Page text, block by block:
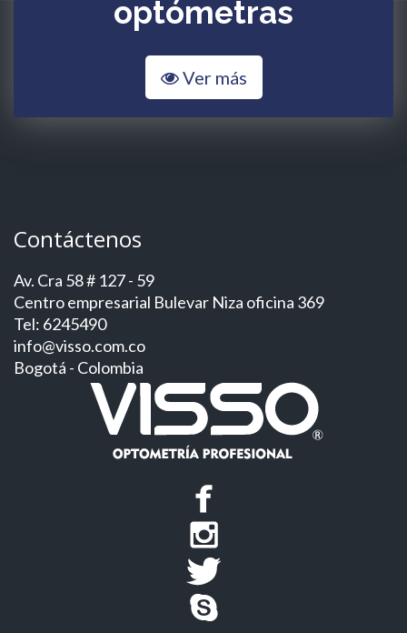
optómetras
Ver más
Contáctenos
Av. Cra 58 # 127 - 59
Centro empresarial Bulevar Niza oficina 369
Tel: 6245490
info@visso.com.co
Bogotá - Colombia